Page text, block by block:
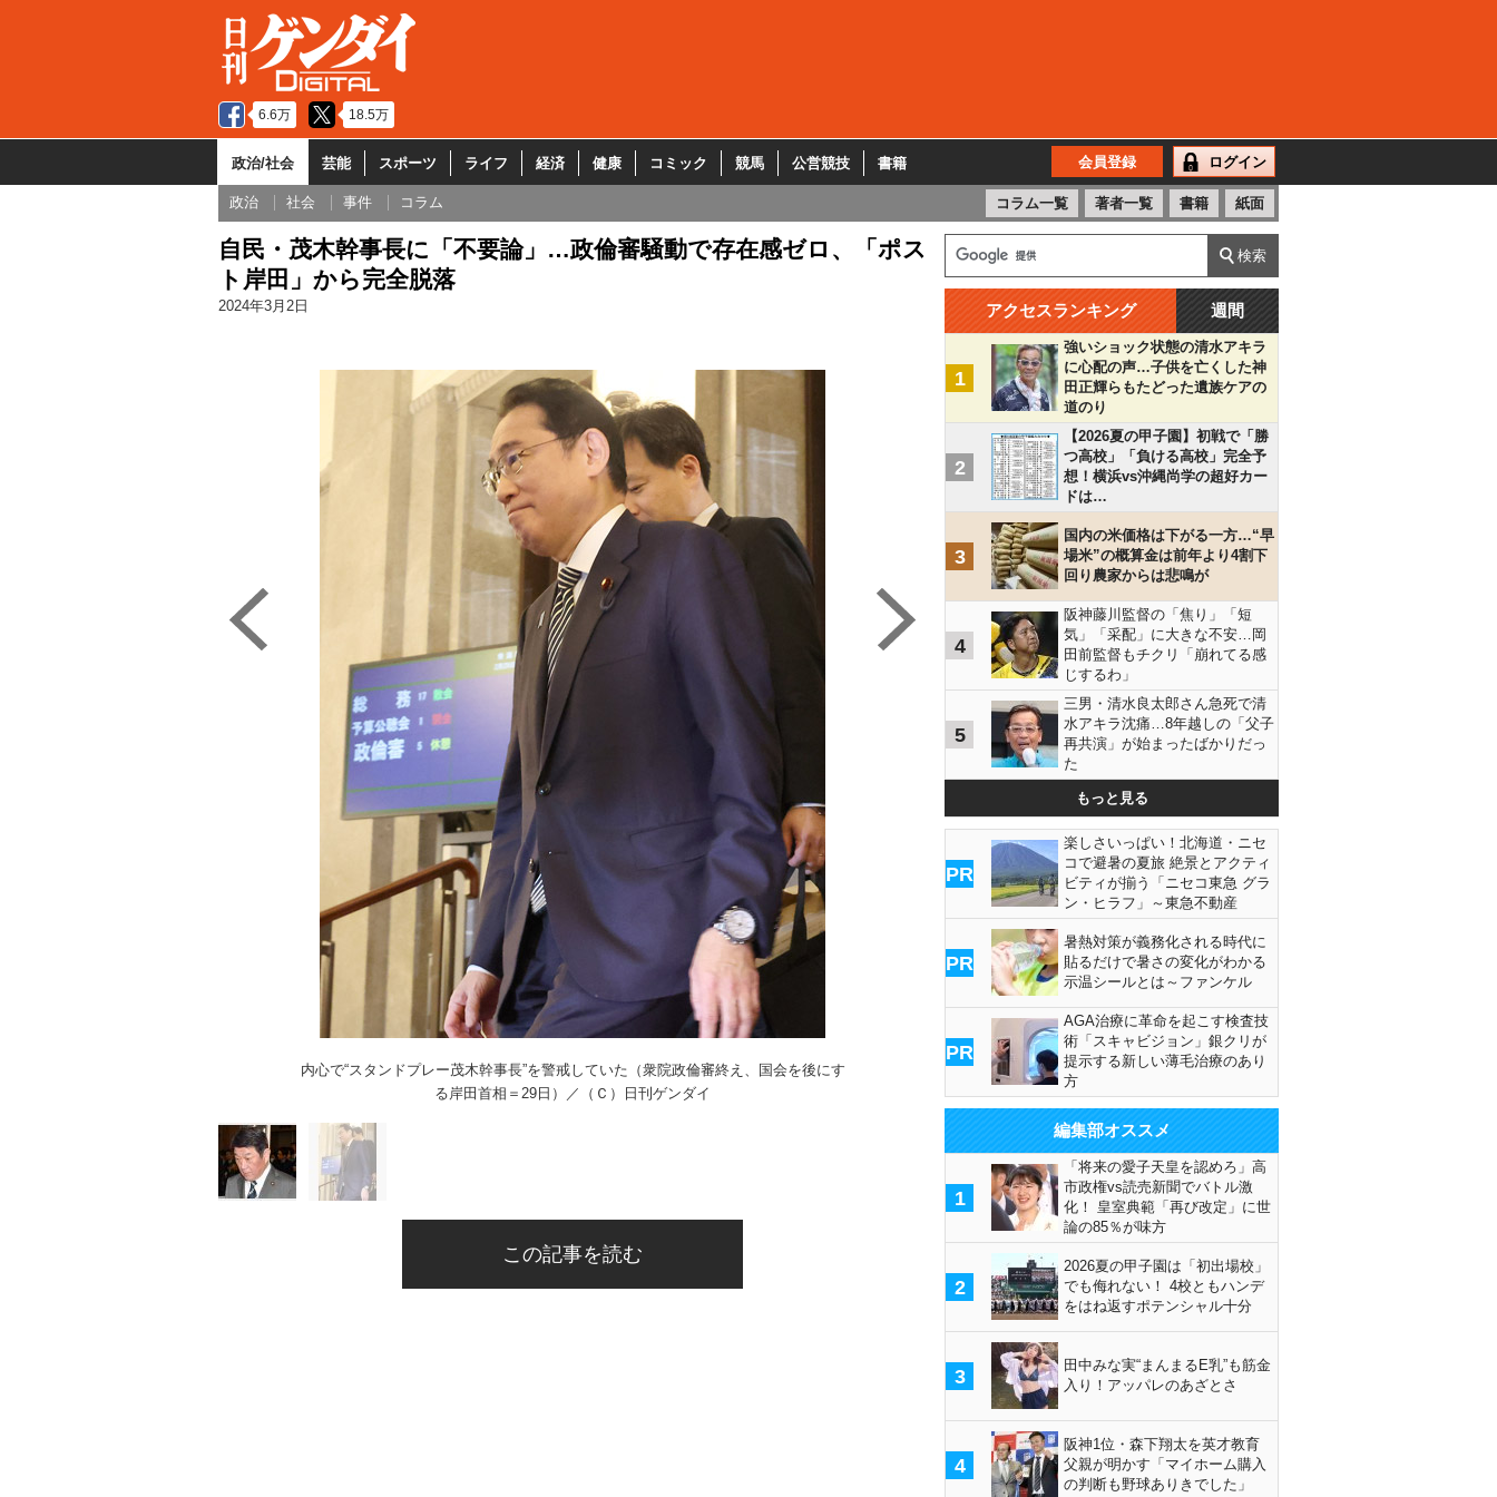
6.6万 18.5万
政治/社会 芸能 スポーツ ライフ 経済 健康 コミック 競馬 公営競技 書籍 会員登録 ログイン
政治 社会 事件 コラム コラム一覧 著者一覧 書籍 紙面
自民・茂木幹事長に「不要論」…政倫審騒動で存在感ゼロ、「ポス
ト岸田」から完全脱落
2024年3月2日
内心で“スタンドプレー茂木幹事長”を警戒していた（衆院政倫審終え、国会を後にす
る岸田首相＝29日）／（Ｃ）日刊ゲンダイ
この記事を読む
アクセスランキング 週間
1
強いショック状態の清水アキラ
に心配の声…子供を亡くした神
田正輝らもたどった遺族ケアの
道のり
2
【2026夏の甲子園】初戦で「勝
つ高校」「負ける高校」完全予
想！横浜vs沖縄尚学の超好カー
ドは…
3
国内の米価格は下がる一方…“早
場米”の概算金は前年より4割下
回り農家からは悲鳴が
4
阪神藤川監督の「焦り」「短
気」「采配」に大きな不安…岡
田前監督もチクリ「崩れてる感
じするわ」
5
三男・清水良太郎さん急死で清
水アキラ沈痛…8年越しの「父子
再共演」が始まったばかりだっ
た
もっと見る
PR
楽しさいっぱい！北海道・ニセ
コで避暑の夏旅 絶景とアクティ
ビティが揃う「ニセコ東急 グラ
ン・ヒラフ」～東急不動産
PR
暑熱対策が義務化される時代に
貼るだけで暑さの変化がわかる
示温シールとは～ファンケル
PR
AGA治療に革命を起こす検査技
術「スキャビジョン」銀クリが
提示する新しい薄毛治療のあり
方
編集部オススメ
1
「将来の愛子天皇を認めろ」高
市政権vs読売新聞でバトル激
化！ 皇室典範「再び改定」に世
論の85％が味方
2
2026夏の甲子園は「初出場校」
でも侮れない！ 4校ともハンデ
をはね返すポテンシャル十分
3
田中みな実“まんまるE乳”も筋金
入り！アッパレのあざとさ
4
阪神1位・森下翔太を英才教育
父親が明かす「マイホーム購入
の判断も野球ありきでした」